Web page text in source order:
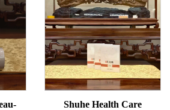
Shuhe Health Care